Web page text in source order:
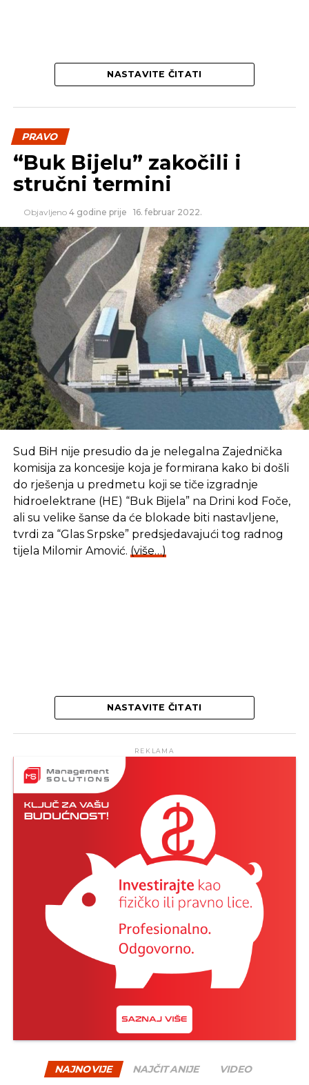
Skupština usvojila Zakon o RTRS-u
Izmjene Porodičnog zakona RS olakšavaju
put do nove porodice
NASTAVITE ČITATI
PRAVO
“Buk Bijelu” zakočili i
stručni termini
Objavljeno 4 godine prije 16. februar 2022.
Sud BiH nije presudio da je nelegalna Zajednička
komisija za koncesije koja je formirana kako bi došli
do rješenja u predmetu koji se tiče izgradnje
hidroelektrane (HE) “Buk Bijela” na Drini kod Foče,
ali su velike šanse da će blokade biti nastavljene,
tvrdi za “Glas Srpske” predsjedavajući tog radnog
tijela Milomir Amović. (više…)
NASTAVITE ČITATI
REKLAMA
NAJNOVIJE NAJČITANIJE VIDEO